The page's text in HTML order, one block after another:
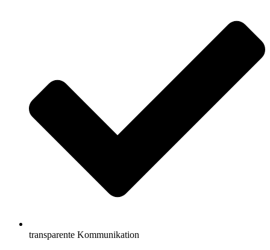
transparente Kommunikation